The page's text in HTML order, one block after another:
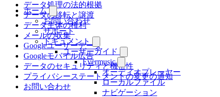
ホーム
お問い合わせ
サポート
ドキュメント
ユーザーガイド
Evermusic
オーディオプレーヤー
ローカルファイル
ナビゲーション
データ処理の法的根拠
データの移転と譲渡
データ主体の権利
メールの収集
Googleユーザーデータ
Googleモバイル広告
データのセキュリティと機密性
プライバシーステートメントの変更の通知
お問い合わせ